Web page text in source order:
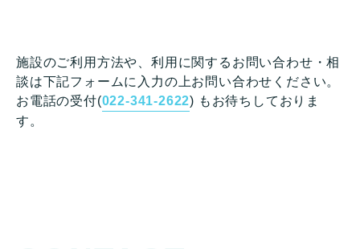
施設のご利用方法や、利用に関するお問い合わせ・相
談は下記フォームに入力の上お問い合わせください。
お電話の受付(022-341-2622) もお待ちしておりま
す。